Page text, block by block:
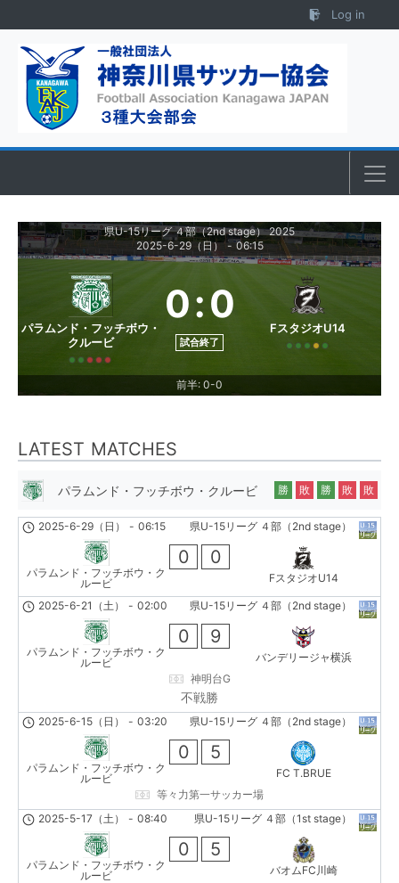
Log in
県U-15リーグ ４部（2nd stage） 2025
2025-6-29（日） - 06:15
パラムンド・フッチボウ・
クルービ
0:0
試合終了
FスタジオU14
前半: 0-0
LATEST MATCHES
パラムンド・フッチボウ・クルービ 勝 敗 勝 敗 敗
県U-15リーグ ４部（2nd stage）
2025-6-29（日） - 06:15
パラムンド・フッチボウ・ク
ルービ
0 0
FスタジオU14
県U-15リーグ ４部（2nd stage）
2025-6-21（土） - 02:00
パラムンド・フッチボウ・ク
ルービ
0 9
バンデリージャ横浜
神明台G
不戦勝
県U-15リーグ ４部（2nd stage）
2025-6-15（日） - 03:20
パラムンド・フッチボウ・ク
ルービ
0 5
FC T.BRUE
等々力第一サッカー場
県U-15リーグ ４部（1st stage）
2025-5-17（土） - 08:40
パラムンド・フッチボウ・ク
ルービ
0 5
バオムFC川崎